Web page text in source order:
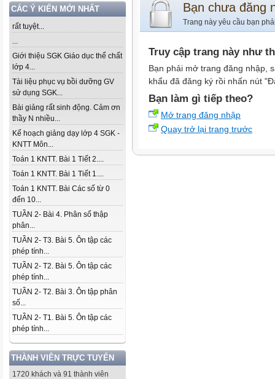
CÁC Ý KIẾN MỚI NHẤT
rất tuyệt...
...
Giới thiệu SGK Giáo dục thể chất
lớp 4...
Tài liệu phục vụ bồi dưỡng GV
sử dụng SGK...
Bài giảng rất sinh động. Cảm ơn
thầy N nhiều...
Kế hoạch giảng dạy lớp 4 SGK -
KNTT Môn...
Toán 1 KNTT. Bài 1 Tiết 2....
Toán 1 KNTT. Bài 1 Tiết 1....
Toán 1 KNTT. Bài Các số từ 0
đến 10...
TUẦN 2- Bài 4. Phân số thập
phân...
TUẦN 2- T3. Bài 5. Ôn tập các
phép tính...
TUẦN 2- T2. Bài 5. Ôn tập các
phép tính...
TUẦN 2- T2. Bài 3. Ôn tập phân
số...
TUẦN 2- T1. Bài 5. Ôn tập các
phép tính...
THÀNH VIÊN TRỰC TUYẾN
1720 khách và 91 thành viên
Bạn chưa đăng
Trang này yêu cầu bạn
Truy cập trang này như
Bạn phải mở trang đăng nhập,
khẩu đã đăng ký rồi nhấn nút
Bạn làm gì tiếp theo?
Mở trang đăng nhập
Quay trở lại trang trước